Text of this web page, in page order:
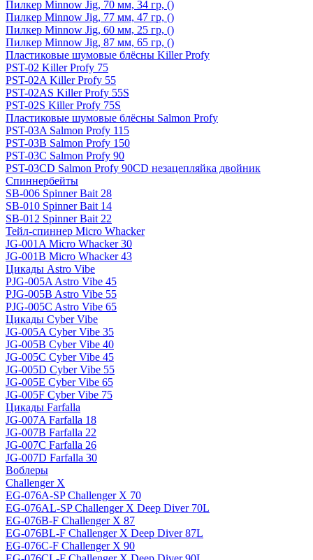
Пилкер Minnow Jig, 70 мм, 34 гр, ()
Пилкер Minnow Jig, 77 мм, 47 гр, ()
Пилкер Minnow Jig, 60 мм, 25 гр, ()
Пилкер Minnow Jig, 87 мм, 65 гр, ()
Пластиковые шумовые блёсны Killer Profy
PST-02 Killer Profy 75
PST-02A Killer Profy 55
PST-02AS Killer Profy 55S
PST-02S Killer Profy 75S
Пластиковые шумовые блёсны Salmon Profy
PST-03A Salmon Profy 115
PST-03B Salmon Profy 150
PST-03C Salmon Profy 90
PST-03CD Salmon Profy 90CD незацепляйка двойник
Спиннербейты
SB-006 Spinner Bait 28
SB-010 Spinner Bait 14
SB-012 Spinner Bait 22
Тейл-спиннер Micro Whacker
JG-001A Micro Whacker 30
JG-001B Micro Whacker 43
Цикады Astro Vibe
PJG-005A Astro Vibe 45
PJG-005B Astro Vibe 55
PJG-005C Astro Vibe 65
Цикады Cyber Vibe
JG-005A Cyber Vibe 35
JG-005B Cyber Vibe 40
JG-005C Cyber Vibe 45
JG-005D Cyber Vibe 55
JG-005E Cyber Vibe 65
JG-005F Cyber Vibe 75
Цикады Farfalla
JG-007A Farfalla 18
JG-007B Farfalla 22
JG-007C Farfalla 26
JG-007D Farfalla 30
Воблеры
Challenger X
EG-076A-SP Challenger X 70
EG-076AL-SP Challenger X Deep Diver 70L
EG-076B-F Challenger X 87
EG-076BL-F Challenger X Deep Diver 87L
EG-076C-F Challenger X 90